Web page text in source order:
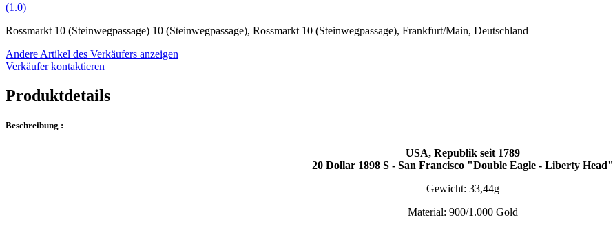
(1.0)
Rossmarkt 10 (Steinwegpassage) 10 (Steinwegpassage), Rossmarkt 10 (Steinwegpassage), Frankfurt/Main, Deutschland
Andere Artikel des Verkäufers anzeigen
Verkäufer kontaktieren
Produktdetails
Beschreibung :
USA, Republik seit 1789
20 Dollar 1898 S - San Francisco "Double Eagle - Liberty Head"
Gewicht: 33,44g
Material: 900/1.000 Gold